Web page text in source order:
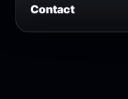
Contact